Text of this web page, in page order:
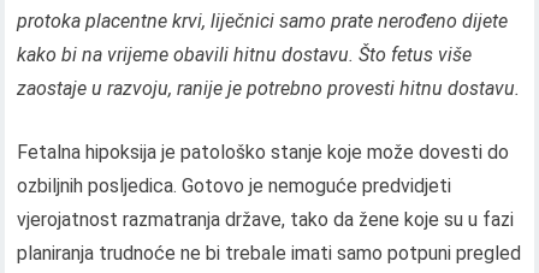
protoka placentne krvi, liječnici samo prate nerođeno dijete
kako bi na vrijeme obavili hitnu dostavu. Što fetus više
zaostaje u razvoju, ranije je potrebno provesti hitnu dostavu.
Fetalna hipoksija je patološko stanje koje može dovesti do
ozbiljnih posljedica. Gotovo je nemoguće predvidjeti
vjerojatnost razmatranja države, tako da žene koje su u fazi
planiranja trudnoće ne bi trebale imati samo potpuni pregled